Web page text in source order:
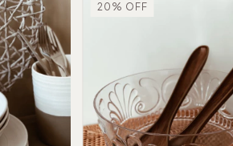
20 % OFF